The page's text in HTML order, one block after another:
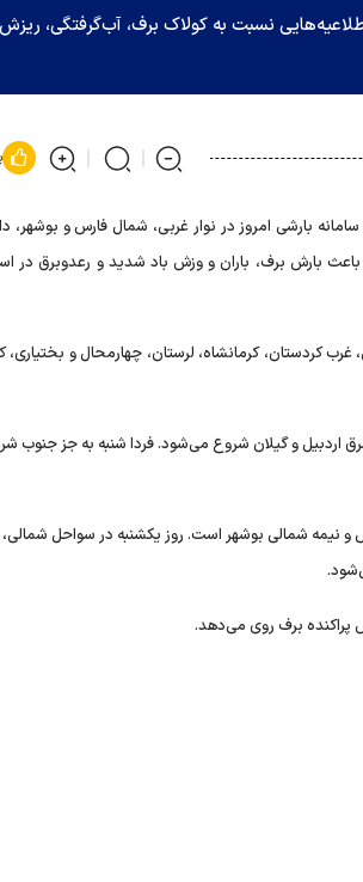
نسبت به کولاک برف، آب‌گرفتگی، ریزش
بارشی امروز در نوار غربی، شمال فارس و بوشهر،
بارش برف، باران و وزش باد شدید و رعدوبرق در
کردستان، کرمانشاه، لرستان، چهارمحال و بختیاری،
اردبیل و گیلان شروع می‌شود. فردا شنبه به جز جنوب
و نیمه شمالی بوشهر است. روز یکشنبه در سواحل
پراکنده برف روی می‌دهد.